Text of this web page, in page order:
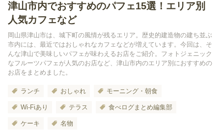
津山市内でおすすめのパフェ15選！エリア別
人気カフェなど
岡山県津山市は、城下町の風情が残るエリア。歴史的建造物の建ち並ぶ
市内には、最近ではおしゃれなカフェなどが増えています。今回は、そ
んな津山で美味しいパフェが味わえるお店をご紹介。フォトジェニック
なフルーツパフェが人気のお店など、津山市内のエリア別におすすめの
お店をまとめました。
ランチ おしゃれ モーニング・朝食
Wi-Fiあり テラス 食べログまとめ編集部
ケーキ 名物